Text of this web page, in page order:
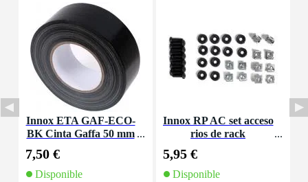
Innox ETA GAF-ECO-
BK Cinta Gaffa 50 mm
7,50 €
Disponible
Innox RP AC set acceso
rios de rack
5,95 €
Disponible